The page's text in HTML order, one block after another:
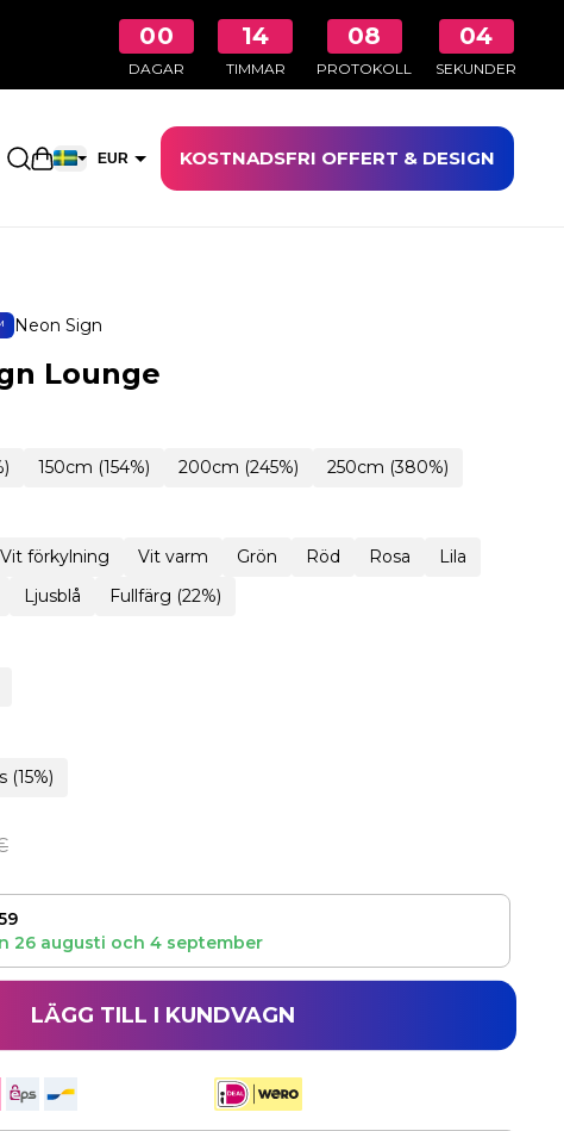
00
DAGAR
14
TIMMAR
08
PROTOKOLL
03
SEKUNDER
Öppna kundkorgen
EUR KOSTNADSFRI OFFERT & DESIGN
Neon Sign
Lounge
150cm (154%) 200cm (245%) 250cm (380%)
Vit förkylning Vit varm Grön Röd Rosa
Lila
Ljusblå Fullfärg (22%)
(15%)
26 augusti och 4 september
LÄGG TILL I KUNDVAGN